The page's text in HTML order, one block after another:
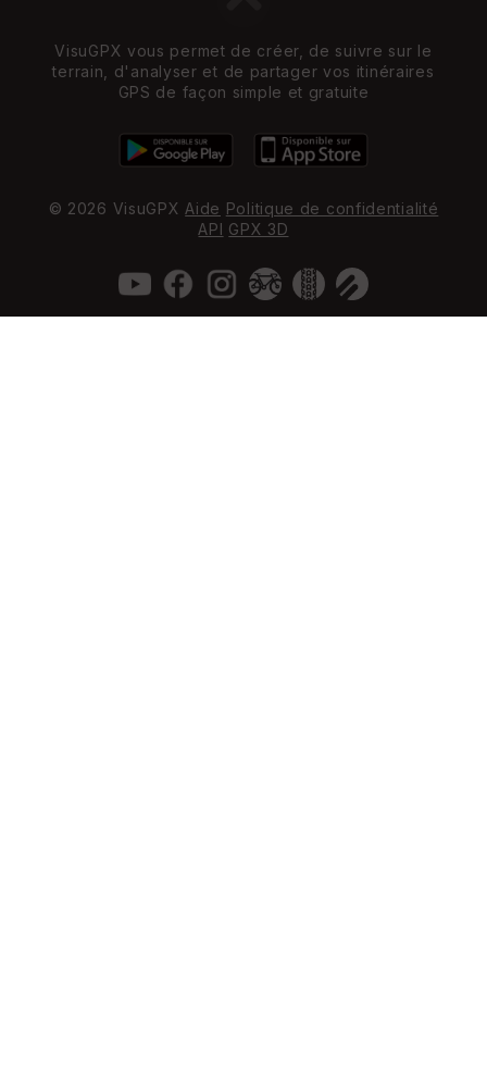
VisuGPX vous permet de créer, de suivre sur le
terrain, d'analyser et de partager vos itinéraires
GPS de façon simple et gratuite
© 2026 VisuGPX Aide Politique de confidentialité
API GPX 3D